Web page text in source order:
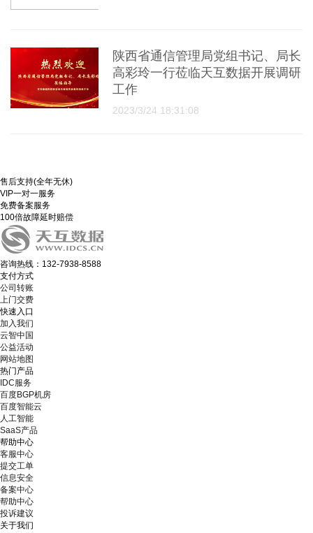
陕西省通信管理局党组书记、局长
高彩玲一行莅临天互数据开展调研
工作
2023/3/24 18:31:08
售后支持(全年无休)
VIP一对一服务
免费备案服务
100倍故障延时赔偿
咨询热线：132-7938-8588
支付方式
公司转账
上门交费
快速入口
加入我们
云智中国
公益活动
网站地图
热门产品
IDC服务
百度BGP机房
百度智能云
人工智能
SaaS产品
帮助中心
客服中心
提交工单
信息安全
备案中心
帮助中心
投诉建议
关于我们